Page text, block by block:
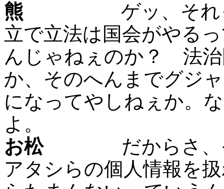
熊 ゲッ、それって
立で立法は国会がやる
んじゃねぇのか？ 法治
か、そのへんまでグジ
になってやしねぇか。
よ。
お松だからさ、そん
アタシらの個人情報を